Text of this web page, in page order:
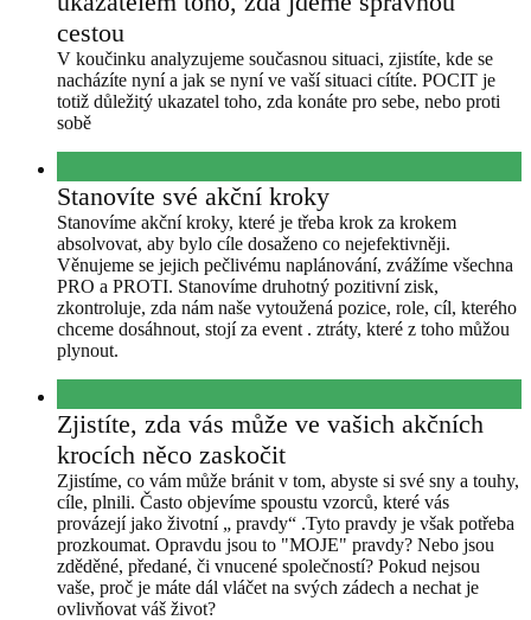
cestou
V koučinku analyzujeme současnou situaci, zjistíte, kde se
nacházíte nyní a jak se nyní ve vaší situaci cítíte. POCIT je
totiž důležitý ukazatel toho, zda konáte pro sebe, nebo proti
sobě
Stanovíte své akční kroky
Stanovíme akční kroky, které je třeba krok za krokem
absolvovat, aby bylo cíle dosaženo co nejefektivněji.
Věnujeme se jejich pečlivému naplánování, zvážíme všechna
PRO a PROTI. Stanovíme druhotný pozitivní zisk,
zkontroluje, zda nám naše vytoužená pozice, role, cíl, kterého
chceme dosáhnout, stojí za event . ztráty, které z toho můžou
plynout.
Zjistíte, zda vás může ve vašich akčních
krocích něco zaskočit
Zjistíme, co vám může bránit v tom, abyste si své sny a touhy,
cíle, plnili. Často objevíme spoustu vzorců, které vás
provázejí jako životní „ pravdy“ .Tyto pravdy je však potřeba
prozkoumat. Opravdu jsou to "MOJE" pravdy? Nebo jsou
zděděné, předané, či vnucené společností? Pokud nejsou
vaše, proč je máte dál vláčet na svých zádech a nechat je
ovlivňovat váš život?